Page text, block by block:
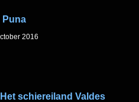
Puna
2016
schiereiland Valdes